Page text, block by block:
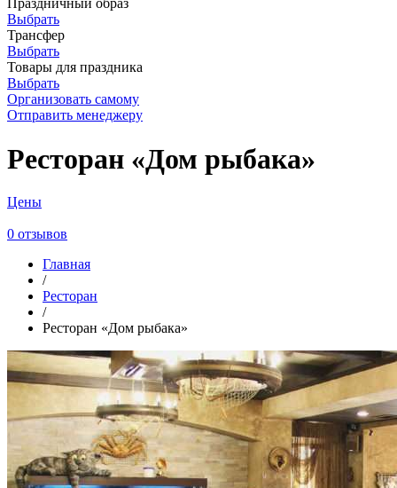
Праздничный образ
Выбрать
Трансфер
Выбрать
Товары для праздника
Выбрать
Организовать самому
Отправить менеджеру
Ресторан «Дом рыбака»
Цены
0 отзывов
Главная
/
Ресторан
/
Ресторан «Дом рыбака»